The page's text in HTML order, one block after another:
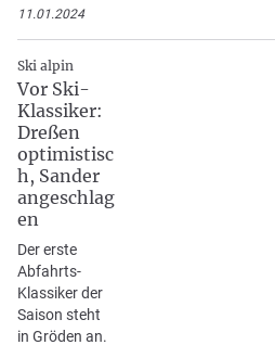
11.01.2024
Ski alpin
Vor Ski-
Klassiker:
Dreßen
optimistisc
h, Sander
angeschlag
en
Der erste
Abfahrts-
Klassiker der
Saison steht
in Gröden an.